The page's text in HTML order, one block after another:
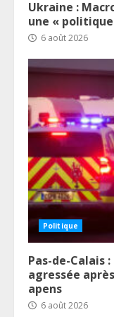
Ukraine :
une «
6 août 2026
Politique
Pas-de-Calais
agressée
apens
6 août 2026